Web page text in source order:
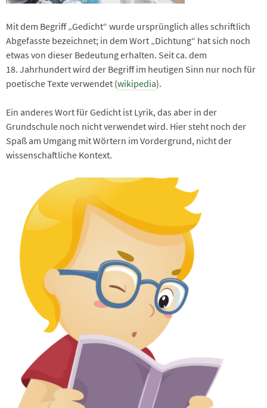
Mit dem Begriff „Gedicht“ wurde ursprünglich alles schriftlich
Abgefasste bezeichnet; in dem Wort „Dichtung“ hat sich noch
etwas von dieser Bedeutung erhalten. Seit ca. dem
18. Jahrhundert wird der Begriff im heutigen Sinn nur noch für
poetische Texte verwendet (wikipedia).
Ein anderes Wort für Gedicht ist Lyrik, das aber in der
Grundschule noch nicht verwendet wird. Hier steht noch der
Spaß am Umgang mit Wörtern im Vordergrund, nicht der
wissenschaftliche Kontext.